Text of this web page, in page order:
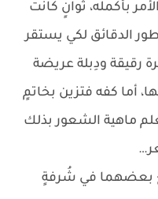
بأكمله، ثوانٍ كانت
الدقائق لكي يستقر
رقيقة ودِبلة عريضة
كفه فتزين بخاتمٍ
ماهية الشعور بذلك
بعضهما في شُرفةٍ